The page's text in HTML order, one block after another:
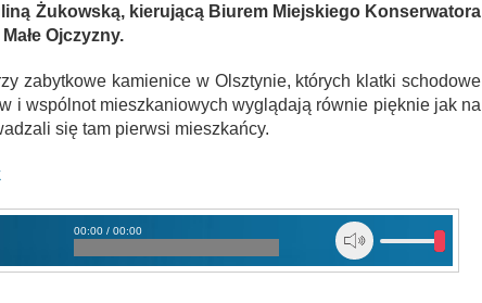
Żukowską, kierującą Biurem Miejskiego Konserwatora
Ojczyzny.
zabytkowe kamienice w Olsztynie, których klatki schodowe
i wspólnot mieszkaniowych wyglądają równie pięknie jak na
się tam pierwsi mieszkańcy.
00:00 / 00:00